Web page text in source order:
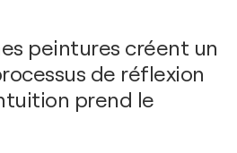
peintures créent un
de réflexion
prend le